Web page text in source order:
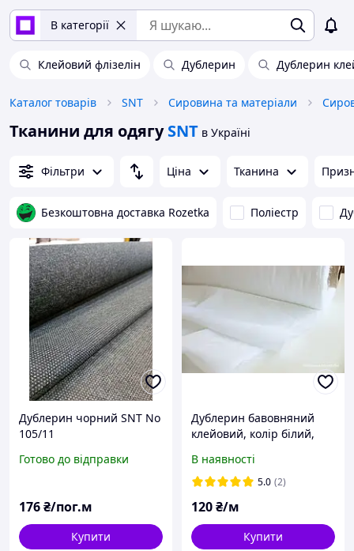
В категорії
Клейовий флізелін Дублерин Дублерин
Каталог товарів SNT Сировина та матеріали
Тканини для одягу SNT в Україні
Фільтри Ціна Тканина
Безкоштовна доставка Rozetka Поліестр
Дублерин чорний SNT No
105/11
Готово до відправки
176₴/пог.м
Купити
Дублерин бавовняний
клейовий, колір білий,
В наявності
5.0 (2)
120₴/м
Купити